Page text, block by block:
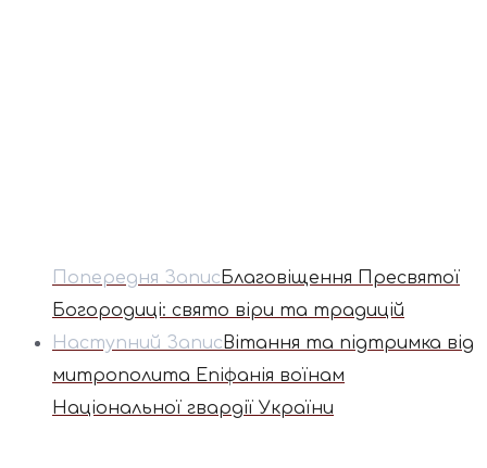
Попередня Запис Благовіщення Пресвятої
Богородиці: свято віри та традицій
Наступний Запис Вітання та підтримка від
митрополита Епіфанія воїнам
Національної гвардії України